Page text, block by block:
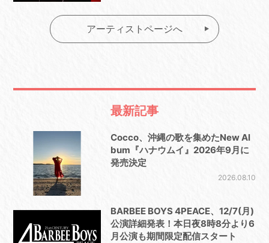
アーティストページへ
最新記事
Cocco、沖縄の歌を集めたNew Al
bum『ハナウムイ』2026年9月に
発売決定
2026.08.10
BARBEE BOYS 4PEACE、12/7(月)
公演詳細発表！本日夜8時8分より6
月公演も期間限定配信スタート